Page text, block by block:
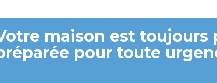
maison est toujours
pour toute